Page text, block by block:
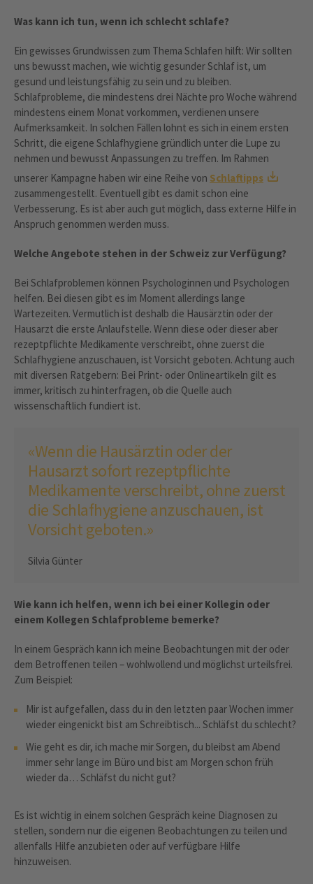
Was kann ich tun, wenn ich schlecht schlafe?
Ein gewisses Grundwissen zum Thema Schlafen hilft: Wir sollten
uns bewusst machen, wie wichtig gesunder Schlaf ist, um
gesund und leistungsfähig zu sein und zu bleiben.
Schlafprobleme, die mindestens drei Nächte pro Woche während
mindestens einem Monat vorkommen, verdienen unsere
Aufmerksamkeit. In solchen Fällen lohnt es sich in einem ersten
Schritt, die eigene Schlafhygiene gründlich unter die Lupe zu
nehmen und bewusst Anpassungen zu treffen. Im Rahmen
unserer Kampagne haben wir eine Reihe von Schlaftipps
zusammengestellt. Eventuell gibt es damit schon eine
Verbesserung. Es ist aber auch gut möglich, dass externe Hilfe in
Anspruch genommen werden muss.
Welche Angebote stehen in der Schweiz zur Verfügung?
Bei Schlafproblemen können Psychologinnen und Psychologen
helfen. Bei diesen gibt es im Moment allerdings lange
Wartezeiten. Vermutlich ist deshalb die Hausärztin oder der
Hausarzt die erste Anlaufstelle. Wenn diese oder dieser aber
rezeptpflichte Medikamente verschreibt, ohne zuerst die
Schlafhygiene anzuschauen, ist Vorsicht geboten. Achtung auch
mit diversen Ratgebern: Bei Print- oder Onlineartikeln gilt es
immer, kritisch zu hinterfragen, ob die Quelle auch
wissenschaftlich fundiert ist.
«Wenn die Hausärztin oder der
Hausarzt sofort rezeptpflichte
Medikamente verschreibt, ohne zuerst
die Schlafhygiene anzuschauen, ist
Vorsicht geboten.»
Silvia Günter
Wie kann ich helfen, wenn ich bei einer Kollegin oder
einem Kollegen Schlafprobleme bemerke?
In einem Gespräch kann ich meine Beobachtungen mit der oder
dem Betroffenen teilen – wohlwollend und möglichst urteilsfrei.
Zum Beispiel:
Mir ist aufgefallen, dass du in den letzten paar Wochen immer
wieder eingenickt bist am Schreibtisch... Schläfst du schlecht?
Wie geht es dir, ich mache mir Sorgen, du bleibst am Abend
immer sehr lange im Büro und bist am Morgen schon früh
wieder da… Schläfst du nicht gut?
Es ist wichtig in einem solchen Gespräch keine Diagnosen zu
stellen, sondern nur die eigenen Beobachtungen zu teilen und
allenfalls Hilfe anzubieten oder auf verfügbare Hilfe
hinzuweisen.